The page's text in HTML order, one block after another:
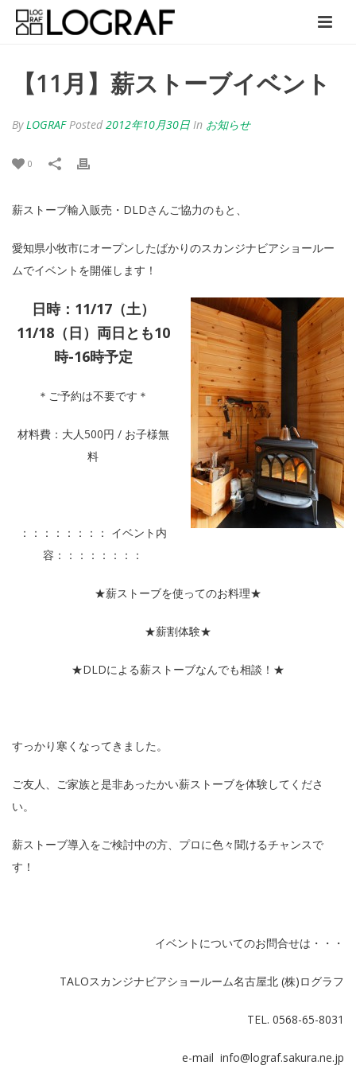
【11月】薪ストーブイベント
ByLOGRAF Posted 2012年10月30日 In お知らせ
0
薪ストーブ輸入販売・DLDさんご協力のもと、
愛知県小牧市にオープンしたばかりのスカンジナビアショールー
ムでイベントを開催します！
日時：11/17（土）
11/18（日）両日とも10
時-16時予定
＊ご予約は不要です＊
材料費：大人500円 / お子様無
料
：：：：：：：： イベント内
容：：：：：：：：
★薪ストーブを使ってのお料理★
★薪割体験★
★DLDによる薪ストーブなんでも相談！★
すっかり寒くなってきました。
ご友人、ご家族と是非あったかい薪ストーブを体験してくださ
い。
薪ストーブ導入をご検討中の方、プロに色々聞けるチャンスで
す！
イベントについてのお問合せは・・・
TALOスカンジナビアショールーム名古屋北 (株)ログラフ
TEL. 0568-65-8031
e-mail info@lograf.sakura.ne.jp